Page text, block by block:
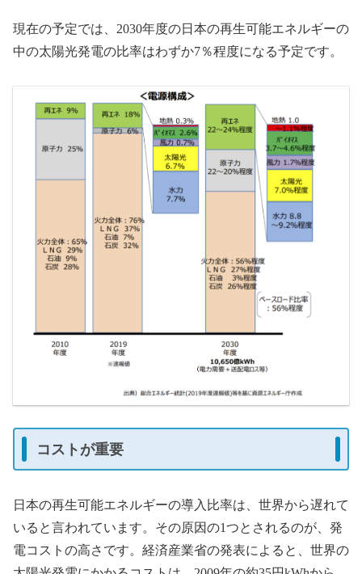
現在の予定では、2030年度の日本の再生可能エネルギーの
中の太陽光発電の比率はわずか7％程度になる予定です。
コストが重要
日本の再生可能エネルギーの導入比率は、世界から遅れて
いると言われています。その原因の1つとされるのが、発
電コストの高さです。経済産業省の発表によると、世界の